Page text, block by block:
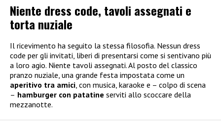
Niente dress code, tavoli assegnati e
torta nuziale
Il ricevimento ha seguito la stessa filosofia. Nessun dress
code per gli invitati, liberi di presentarsi come si sentivano più
a loro agio. Niente tavoli assegnati. Al posto del classico
pranzo nuziale, una grande festa impostata come un
aperitivo tra amici, con musica, karaoke e – colpo di scena
– hamburger con patatine serviti allo scoccare della
mezzanotte.